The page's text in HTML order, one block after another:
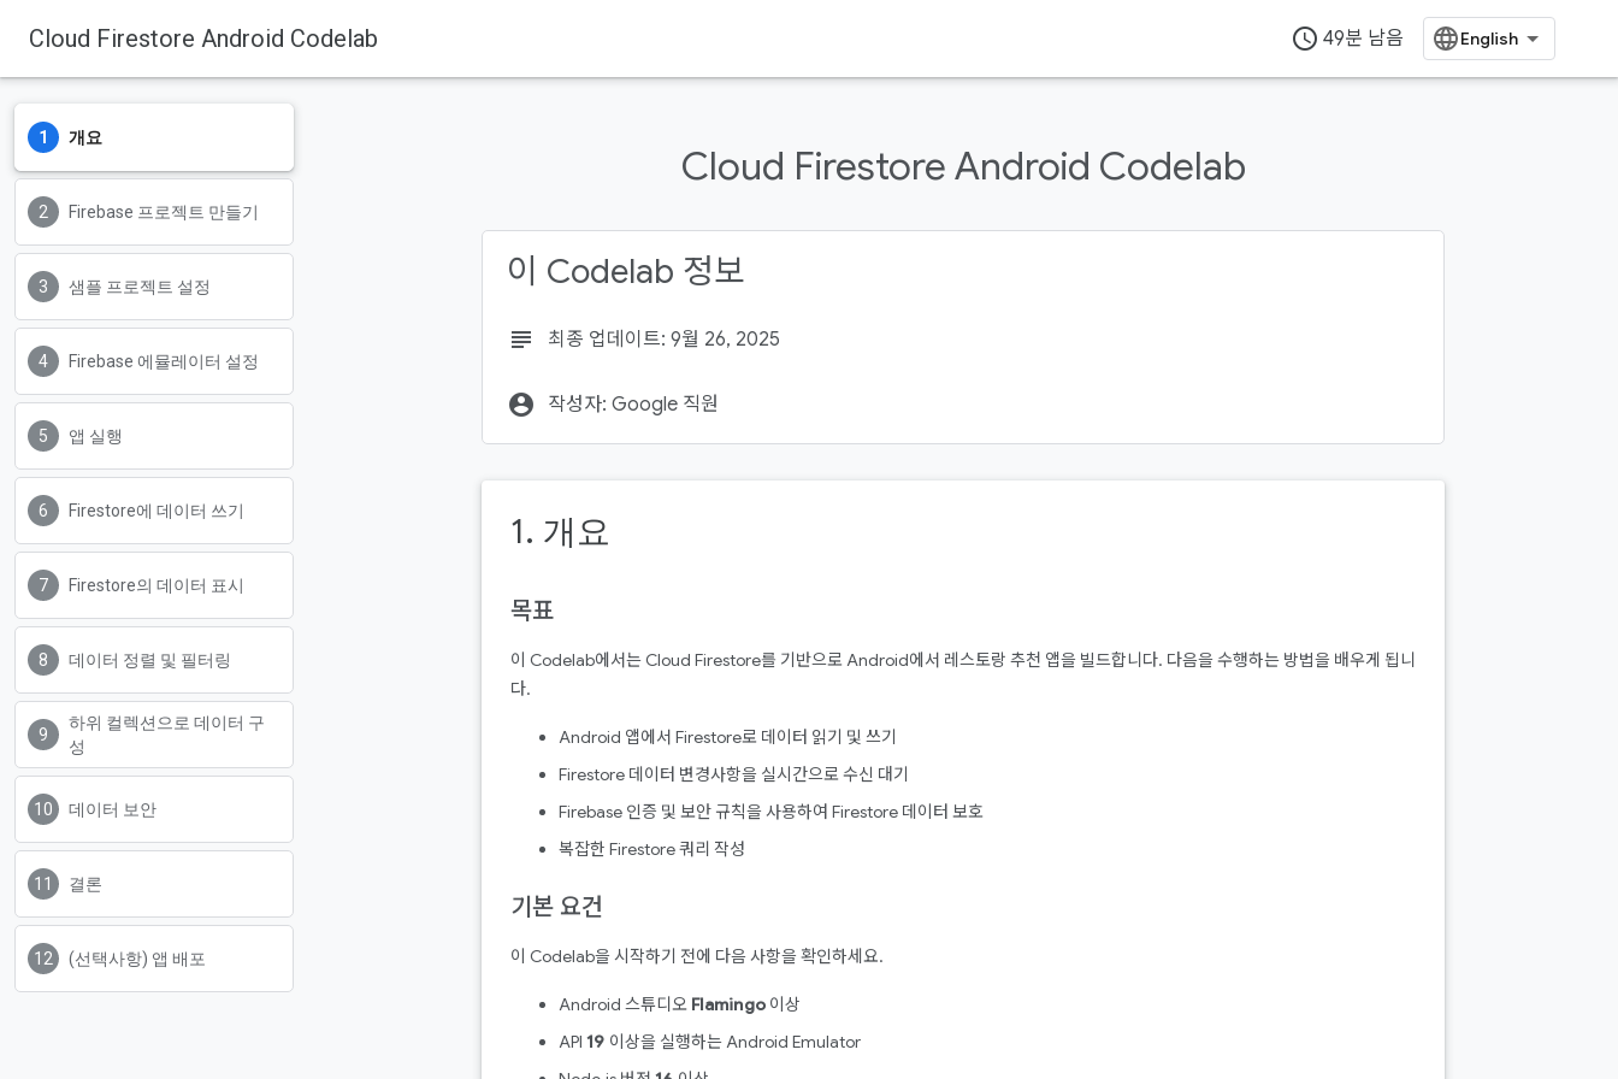
Cloud Firestore Android Codelab access_time 49분 남음
개요
Firebase 프로젝트 만들기
샘플 프로젝트 설정
Firebase 에뮬레이터 설정
앱 실행
Firestore에 데이터 쓰기
Firestore의 데이터 표시
데이터 정렬 및 필터링
하위 컬렉션으로 데이터 구
성
데이터 보안
결론
(선택사항) 앱 배포
Cloud Firestore Android Codelab
이 Codelab 정보
subject 최종 업데이트: 9월 26, 2025
account_circle 작성자: Google 직원
1. 개요
목표
이 Codelab에서는 Cloud Firestore를 기반으로 Android에서 레스토랑 추천 앱을 빌드합니다. 다음을 수행하는 방법을 배우게 됩니
다.
Android 앱에서 Firestore로 데이터 읽기 및 쓰기
Firestore 데이터 변경사항을 실시간으로 수신 대기
Firebase 인증 및 보안 규칙을 사용하여 Firestore 데이터 보호
복잡한 Firestore 쿼리 작성
기본 요건
이 Codelab을 시작하기 전에 다음 사항을 확인하세요.
Android 스튜디오 Flamingo 이상
API 19 이상을 실행하는 Android Emulator